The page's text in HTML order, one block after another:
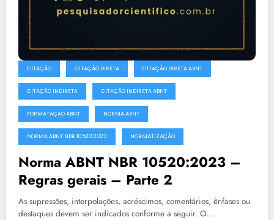
CITAÇÃO CITAÇÃO DIRETA CITAÇÃO DIRETA ABNT
CITAÇÃO INDIRETA CITAÇÃO INDIRETA ABNT
FORMATAÇÃO ABNT NORMA ABNT
NORMA ABNT NBR 10520:2023 NORMATIZAÇÃO
Norma ABNT NBR 10520:2023 –
Regras gerais – Parte 2
As supressões, interpolações, acréscimos, comentários, ênfases ou
destaques devem ser indicados conforme a seguir. O…